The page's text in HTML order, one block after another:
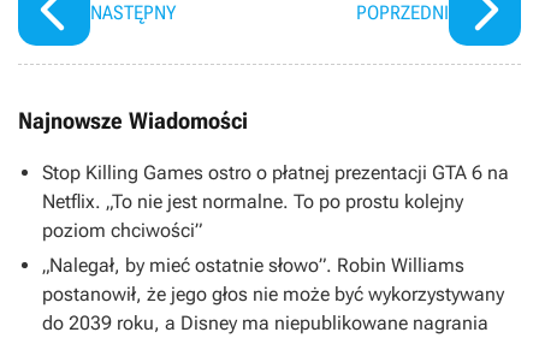
NASTĘPNY POPRZEDNI
Najnowsze Wiadomości
Stop Killing Games ostro o płatnej prezentacji GTA 6 na
Netflix. „To nie jest normalne. To po prostu kolejny
poziom chciwości”
„Nalegał, by mieć ostatnie słowo”. Robin Williams
postanowił, że jego głos nie może być wykorzystywany
do 2039 roku, a Disney ma niepublikowane nagrania